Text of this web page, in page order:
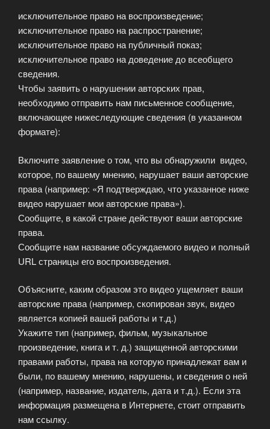
исключительное право на воспроизведение;
исключительное право на распространение;
исключительное право на публичный показ;
исключительное право на доведение до всеобщего
сведения.
Чтобы заявить о нарушении авторских прав,
необходимо отправить нам письменное сообщение,
включающее нижеследующие сведения (в указанном
формате):
Включите заявление о том, что вы обнаружили видео,
которое, по вашему мнению, нарушает ваши авторские
права (например: «Я подтверждаю, что указанное ниже
видео нарушает мои авторские права»).
Сообщите, в какой стране действуют ваши авторские
права.
Сообщите нам название обсуждаемого видео и полный
URL страницы его воспроизведения.
Объясните, каким образом это видео ущемляет ваши
авторские права (например, скопирован звук, видео
является копией вашей работы и т.д.)
Укажите тип (например, фильм, музыкальное
произведение, книга и т. д.) защищенной авторскими
правами работы, права на которую принадлежат вам и
были, по вашему мнению, нарушены, и сведения о ней
(например, название, издатель, дата и т.д.). Если эта
информация размещена в Интернете, стоит отправить
нам ссылку.